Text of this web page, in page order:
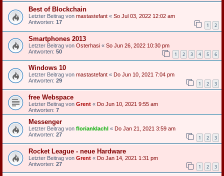
Best of Blockchain
Letzter Beitrag von mastastefant « So Jul 03, 2022 12:02 am
Antworten: 17 1 2
Smartphones 2013
Letzter Beitrag von Osterhasi « So Jun 26, 2022 10:30 pm
Antworten: 50 1 2 3 4 5 6
Windows 10
Letzter Beitrag von mastastefant « Do Jun 10, 2021 7:04 pm
Antworten: 29 1 2 3
free Webspace
Letzter Beitrag von Grent « Do Jun 10, 2021 9:55 am
Antworten: 7
Messenger
Letzter Beitrag von florianklachl « Do Jan 21, 2021 3:59 am
Antworten: 27 1 2 3
Rocket League - neue Hardware
Letzter Beitrag von Grent « Do Jan 14, 2021 1:31 pm
Antworten: 27 1 2 3